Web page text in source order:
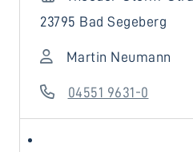
23795 Bad Segeberg
Martin Neumann
04551 9631-0